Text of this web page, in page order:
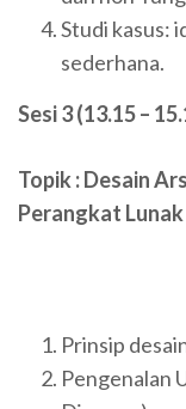
Studi kasus:
sederhana.
Sesi 3 (13.15 –
Topik : Desain
Perangkat Lunak
Prinsip
Pengenalan